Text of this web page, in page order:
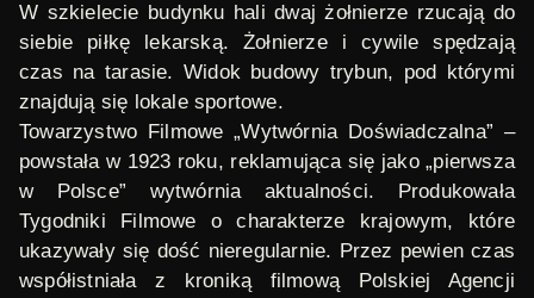
W szkielecie budynku hali dwaj żołnierze rzucają do
siebie piłkę lekarską. Żołnierze i cywile spędzają
czas na tarasie. Widok budowy trybun, pod którymi
znajdują się lokale sportowe.
Towarzystwo Filmowe „Wytwórnia Doświadczalna” –
powstała w 1923 roku, reklamująca się jako „pierwsza
w Polsce” wytwórnia aktualności. Produkowała
Tygodniki Filmowe o charakterze krajowym, które
ukazywały się dość nieregularnie. Przez pewien czas
współistniała z kroniką filmową Polskiej Agencji